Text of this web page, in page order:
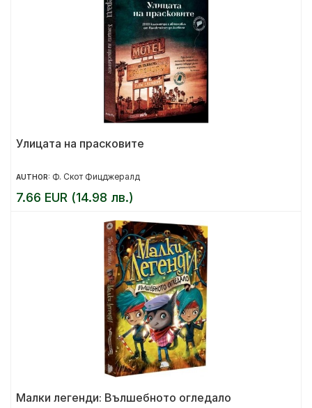
Улицата на прасковите
AUTHOR: Ф. Скот Фицджералд
7.66 EUR (14.98 лв.)
Малки легенди: Вълшебното огледало